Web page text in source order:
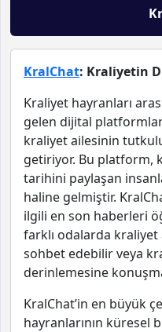
KralChat: Kraliyetin
Kraliyet hayranları
gelen dijital
kraliyet ailesinin
getiriyor. Bu platform,
tarihini paylaşan
haline gelmiştir.
ilgili en son haberleri
farklı odalarda
sohbet edebilir veya
derinlemesine
KralChat’in en büyük
hayranlarının küresel